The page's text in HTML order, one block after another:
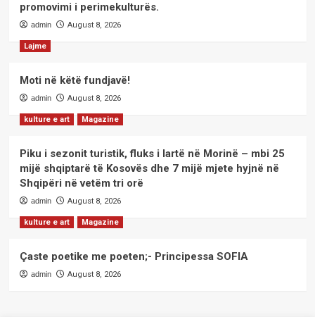
promovimi i perimekulturës.
admin August 8, 2026
Lajme
Moti në këtë fundjavë!
admin August 8, 2026
kulture e art Magazine
Piku i sezonit turistik, fluks i lartë në Morinë – mbi 25
mijë shqiptarë të Kosovës dhe 7 mijë mjete hyjnë në
Shqipëri në vetëm tri orë
admin August 8, 2026
kulture e art Magazine
Çaste poetike me poeten;- Principessa SOFIA
admin August 8, 2026